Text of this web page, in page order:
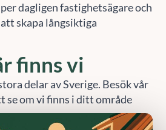
dagligen fastighetsägare och
skapa långsiktiga
finns vi
delar av Sverige. Besök vår
se om vi finns i ditt område